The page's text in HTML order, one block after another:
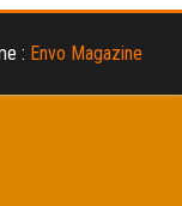
: Envo Magazine